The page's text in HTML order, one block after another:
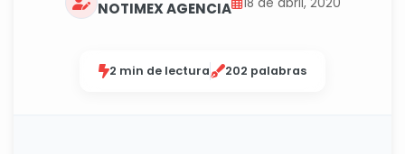
NOTIMEX AGENCIA
2 min de lectura 202 palabras